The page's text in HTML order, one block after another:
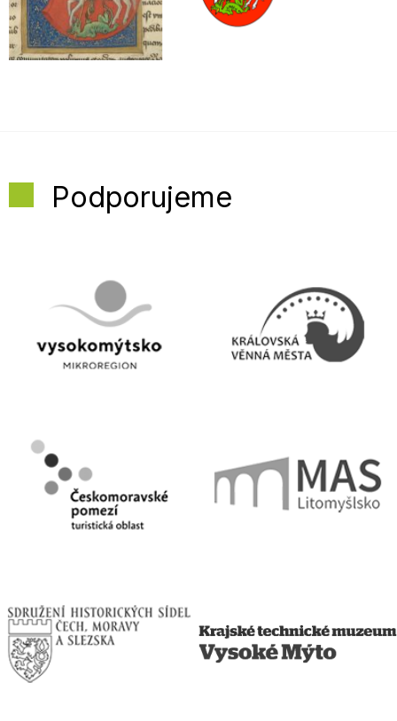
Podporujeme